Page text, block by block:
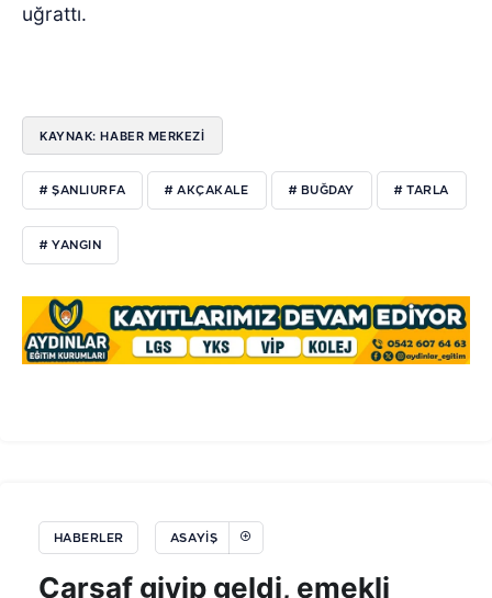
uğrattı.
KAYNAK: HABER MERKEZİ
# ŞANLIURFA # AKÇAKALE # BUĞDAY # TARLA
# YANGIN
HABERLER ASAYIŞ
Çarşaf giyip geldi, emekli